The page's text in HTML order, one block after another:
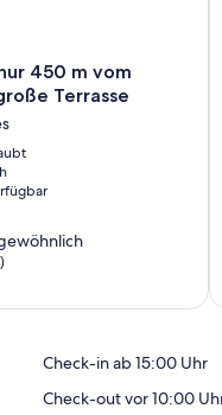
via Satellit.
450 m vom
Terrasse
Check-in ab 15:00 Uhr
Check-out vor 10:00